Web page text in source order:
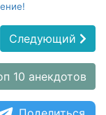
Следующий
10 анекдотов